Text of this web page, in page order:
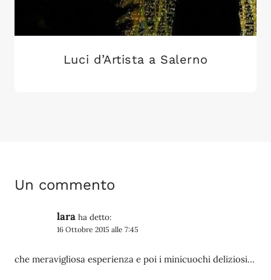
Luci d’Artista a Salerno
Un commento
lara ha detto:
16 Ottobre 2015 alle 7:45
che meravigliosa esperienza e poi i minicuochi deliziosi…